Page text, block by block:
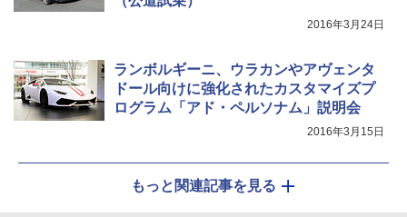
2016年3月24日
ランボルギーニ、ウラカンやアヴェンタ
ドール向けに強化されたカスタマイズプ
ログラム「アド・ペルソナム」説明会
2016年3月15日
もっと関連記事を見る